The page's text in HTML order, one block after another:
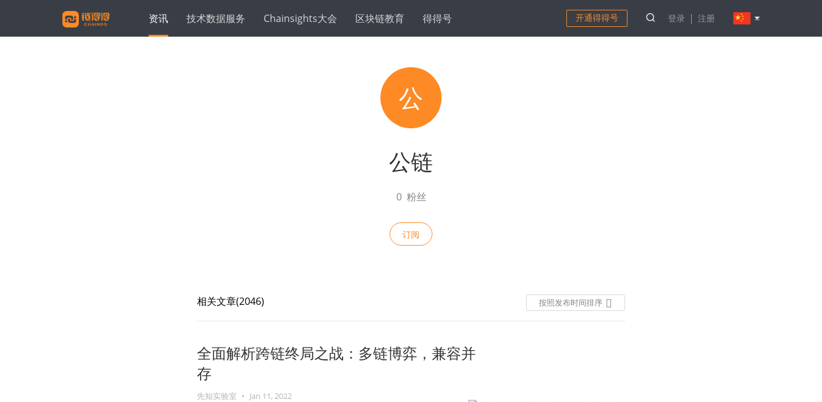
资讯 技术数据服务 Chainsights大会 区块链教育 得得号 开通得得号 登录 注册
公
公链
0粉丝
订阅
按照发布时间排序
按照发布时间排序
相关文章(2046)
全面解析跨链终局之战：多链博弈，兼容并
存
先知实验室 • Jan 11, 2022